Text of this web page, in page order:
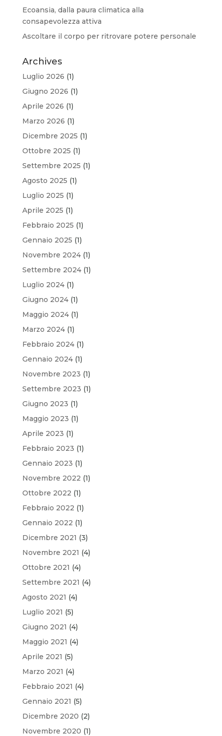
Ecoansia, dalla paura climatica alla
consapevolezza attiva
Ascoltare il corpo per ritrovare potere personale
Archives
Luglio 2026 (1)
Giugno 2026 (1)
Aprile 2026 (1)
Marzo 2026 (1)
Dicembre 2025 (1)
Ottobre 2025 (1)
Settembre 2025 (1)
Agosto 2025 (1)
Luglio 2025 (1)
Aprile 2025 (1)
Febbraio 2025 (1)
Gennaio 2025 (1)
Novembre 2024(1)
Settembre 2024(1)
Luglio 2024(1)
Giugno 2024(1)
Maggio 2024(1)
Marzo 2024(1)
Febbraio 2024(1)
Gennaio 2024(1)
Novembre 2023 (1)
Settembre 2023 (1)
Giugno 2023 (1)
Maggio 2023 (1)
Aprile 2023 (1)
Febbraio 2023 (1)
Gennaio 2023 (1)
Novembre 2022 (1)
Ottobre 2022 (1)
Febbraio 2022 (1)
Gennaio 2022 (1)
Dicembre 2021 (3)
Novembre 2021 (4)
Ottobre 2021 (4)
Settembre 2021 (4)
Agosto 2021 (4)
Luglio 2021 (5)
Giugno 2021 (4)
Maggio 2021 (4)
Aprile 2021 (5)
Marzo 2021 (4)
Febbraio 2021 (4)
Gennaio 2021 (5)
Dicembre 2020 (2)
Novembre 2020 (1)